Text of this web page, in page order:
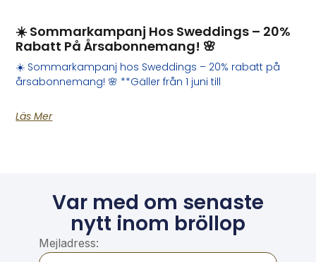
☀️ Sommarkampanj Hos Sweddings – 20%
Rabatt På Årsabonnemang! 🌸
☀️ Sommarkampanj hos Sweddings – 20% rabatt på
årsabonnemang! 🌸 **Gäller från 1 juni till
Läs Mer
Var med om senaste
nytt inom bröllop
Mejladress: